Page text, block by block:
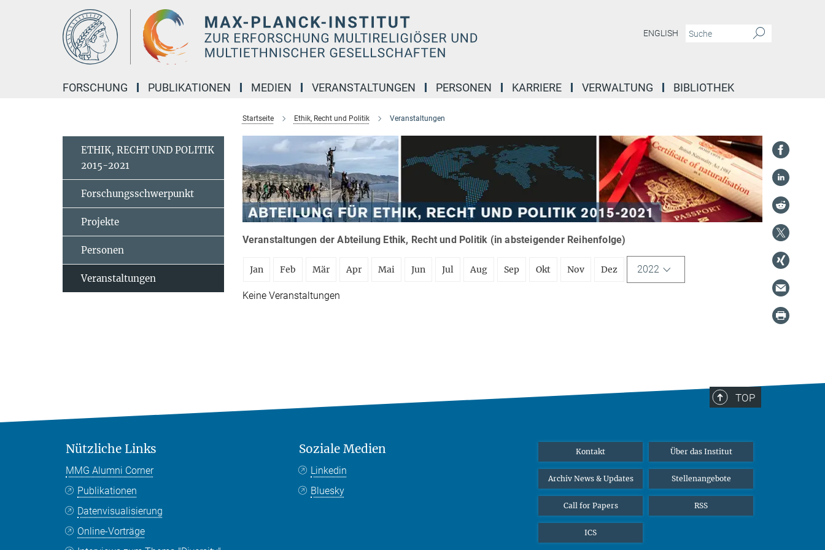
ENGLISH
FORSCHUNG PUBLIKATIONEN MEDIEN VERANSTALTUNGEN PERSONEN KARRIERE VERWALTUNG BIBLIOTHEK
Startseite Ethik, Recht und Politik Veranstaltungen
Veranstaltungen der Abteilung Ethik, Recht und Politik (in absteigender Reihenfolge)
Jan Feb Mär Apr Mai Jun Jul Aug Sep Okt Nov Dez 2022
Keine Veranstaltungen
ETHIK, RECHT UND POLITIK
2015-2021
Forschungsschwerpunkt
Projekte
Personen
Veranstaltungen
TOP
Nützliche Links
MMG Alumni Corner
Publikationen
Datenvisualisierung
Online-Vorträge
Soziale Medien
Linkedin
Bluesky
Kontakt Über das Institut
Archiv News & Updates Stellenangebote
Call for Papers RSS
ICS